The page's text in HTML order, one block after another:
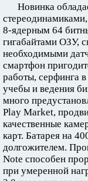
Новинка
8-ядерным 64
гигабайтами ОЗУ,
необходимыми
смартфон
работы, серфинга
учебы и ведения
много
Play Market,
качественные
карт. Батарея на
долгожителем.
Note способен
при умеренной